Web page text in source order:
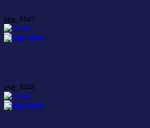
img_8647
img_8648